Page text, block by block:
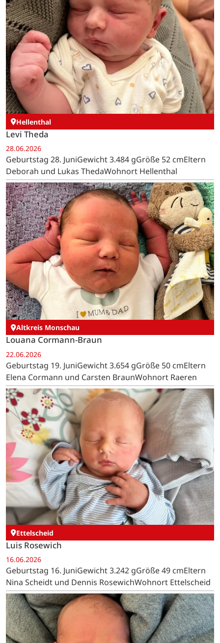
Hellenthal
Levi Theda
28.06.2026
Geburtstag 28. JuniGewicht 3.484 gGröße 52 cmEltern
Deborah und Lukas ThedaWohnort Hellenthal
Altkreis Monschau
Louana Cormann-Braun
22.06.2026
Geburtstag 19. JuniGewicht 3.654 gGröße 50 cmEltern
Elena Cormann und Carsten BraunWohnort Raeren
Ettelscheid
Luis Rosewich
16.06.2026
Geburtstag 16. JuniGewicht 3.242 gGröße 49 cmEltern
Nina Scheidt und Dennis RosewichWohnort Ettelscheid